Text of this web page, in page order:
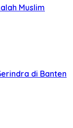
Muslim
di Banten